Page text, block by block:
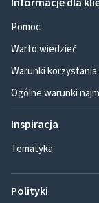
Pomoc
Warto wiedzieć
Warunki korzystania
Ogólne warunki
Inspiracja
Tematyka
Polityki